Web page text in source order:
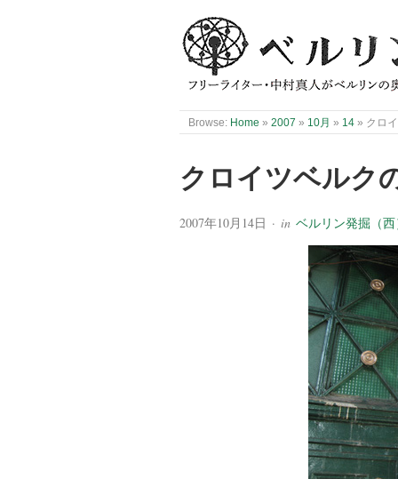
Browse: Home » 2007 » 10月 » 14 » クロ
クロイツベルク
2007年10月14日 · in ベルリン発掘（